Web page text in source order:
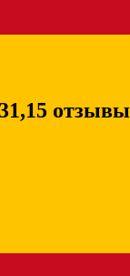
отзывы